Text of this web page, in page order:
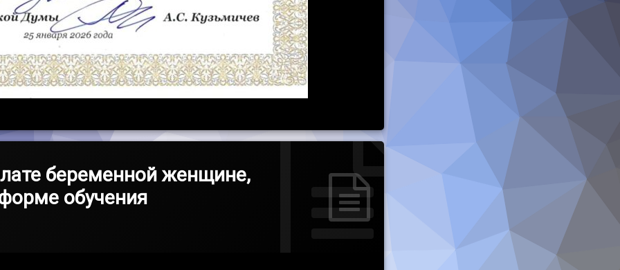
беременной женщине,
обучения